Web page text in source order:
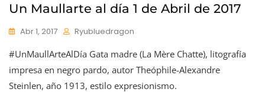
Un Maullarte al día 1 de Abril de 2017
Abr 1, 2017 Ryubluedragon
#UnMaullArteAlDía Gata madre (La Mère Chatte), litografía
impresa en negro pardo, autor Theóphile-Alexandre
Steinlen, año 1913, estilo expresionismo.